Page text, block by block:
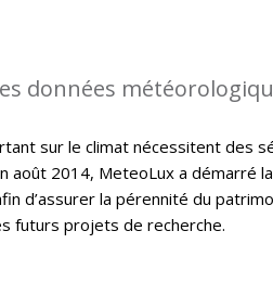
données
sur le climat nécessitent des
août 2014, MeteoLux a démarré
d’assurer la pérennité du
futurs projets de recherche.